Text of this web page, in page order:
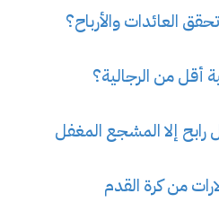
العائدات والأرباح؟
أقل من الرجالية؟
رابح إلا المشجع المغفل
من كرة القدم